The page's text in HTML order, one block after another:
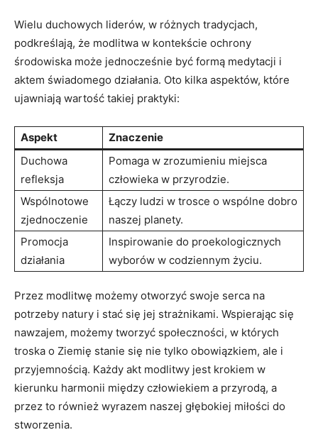
Wielu duchowych liderów, w różnych tradycjach,
podkreślają, że modlitwa w kontekście ochrony
środowiska może jednocześnie być formą medytacji i
aktem świadomego‌ działania. Oto kilka aspektów, które
ujawniają wartość takiej praktyki:
Aspekt
Znaczenie
Duchowa
refleksja
Pomaga w zrozumieniu miejsca
człowieka w przyrodzie.
Wspólnotowe
zjednoczenie
Łączy ludzi w trosce o wspólne dobro
naszej planety.
Promocja
działania
Inspirowanie‌ do proekologicznych
wyborów w codziennym życiu.
Przez modlitwę możemy otworzyć swoje serca na
potrzeby natury i stać się jej strażnikami. Wspierając się
nawzajem, możemy tworzyć ‌społeczności, w których
troska o Ziemię stanie się nie tylko obowiązkiem, ale i
przyjemnością. Każdy akt modlitwy jest krokiem w
kierunku harmonii między człowiekiem a przyrodą, a
przez to również wyrazem naszej głębokiej miłości do
stworzenia.